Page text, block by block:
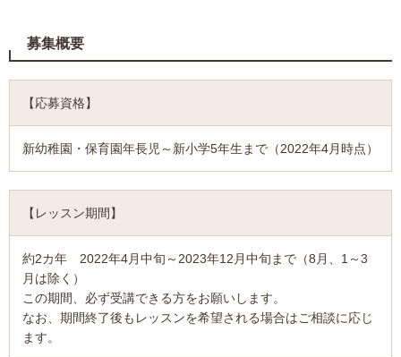
募集概要
【応募資格】
新幼稚園・保育園年長児～新小学5年生まで（2022年4月時点）
【レッスン期間】
約2カ年 2022年4月中旬～2023年12月中旬まで（8月、1～3
月は除く）
この期間、必ず受講できる方をお願いします。
なお、期間終了後もレッスンを希望される場合はご相談に応じ
ます。